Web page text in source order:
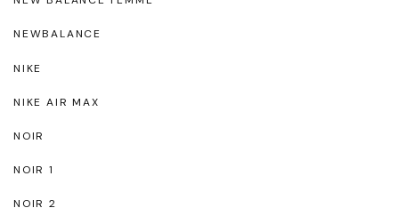
NEWBALANCE
NIKE
NIKE AIR MAX
NOIR
NOIR 1
NOIR 2